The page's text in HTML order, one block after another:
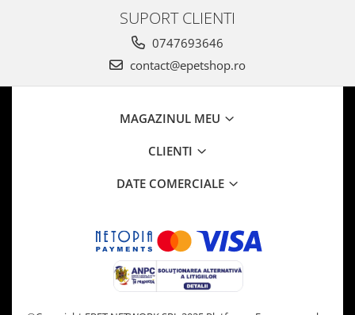
SUPORT CLIENTI
0747693646
contact@epetshop.ro
MAGAZINUL MEU
CLIENTI
DATE COMERCIALE